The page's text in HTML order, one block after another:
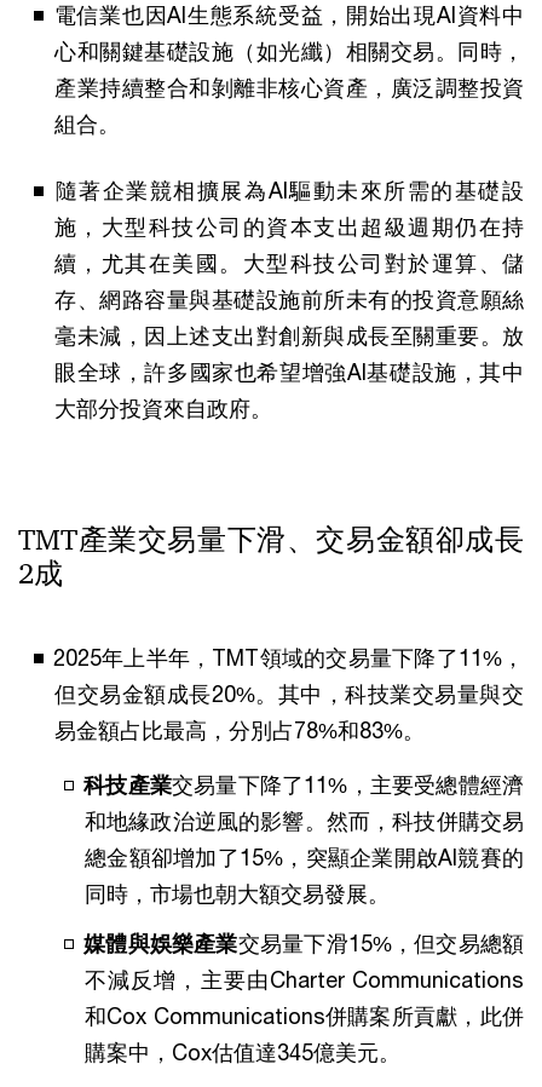
電信業也因AI生態系統受益，開始出現AI資料中
心和關鍵基礎設施（如光纖）相關交易。同時，
產業持續整合和剝離非核心資產，廣泛調整投資
組合。
隨著企業競相擴展為AI驅動未來所需的基礎設
施，大型科技公司的資本支出超級週期仍在持
續，尤其在美國。大型科技公司對於運算、儲
存、網路容量與基礎設施前所未有的投資意願絲
毫未減，因上述支出對創新與成長至關重要。放
眼全球，許多國家也希望增強AI基礎設施，其中
大部分投資來自政府。
TMT產業交易量下滑、交易金額卻成長
2成
2025年上半年，TMT領域的交易量下降了11%，
但交易金額成長20%。其中，科技業交易量與交
易金額占比最高，分別占78%和83%。
科技產業交易量下降了11%，主要受總體經濟
和地緣政治逆風的影響。然而，科技併購交易
總金額卻增加了15%，突顯企業開啟AI競賽的
同時，市場也朝大額交易發展。
媒體與娛樂產業交易量下滑15%，但交易總額
不減反增，主要由Charter Communications
和Cox Communications併購案所貢獻，此併
購案中，Cox估值達345億美元。